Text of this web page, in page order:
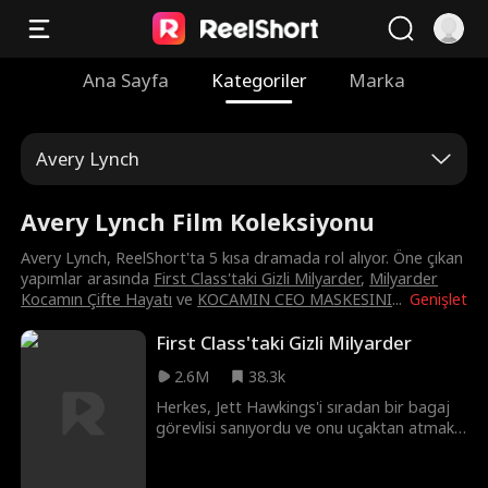
Ana Sayfa Kategoriler Marka
Avery Lynch
Avery Lynch Film Koleksiyonu
Genişlet
Avery Lynch, ReelShort'ta 5 kısa dramada rol alıyor. Öne çıkan
yapımlar arasında First Class'taki Gizli Milyarder, Milyarder
Kocamın Çifte Hayatı ve KOCAMIN CEO MASKESINI...
First Class'taki Gizli Milyarder
2.6M
38.3k
Herkes, Jett Hawkings'i sıradan bir bagaj
görevlisi sanıyordu ve onu uçaktan atmakla